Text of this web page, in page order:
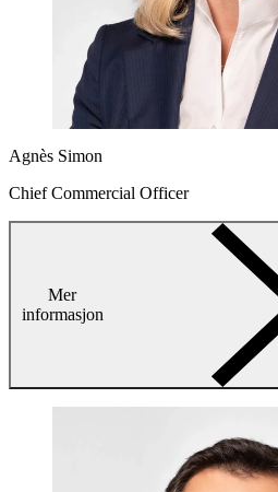
Agnès Simon
Chief Commercial Officer
Mer
informasjon